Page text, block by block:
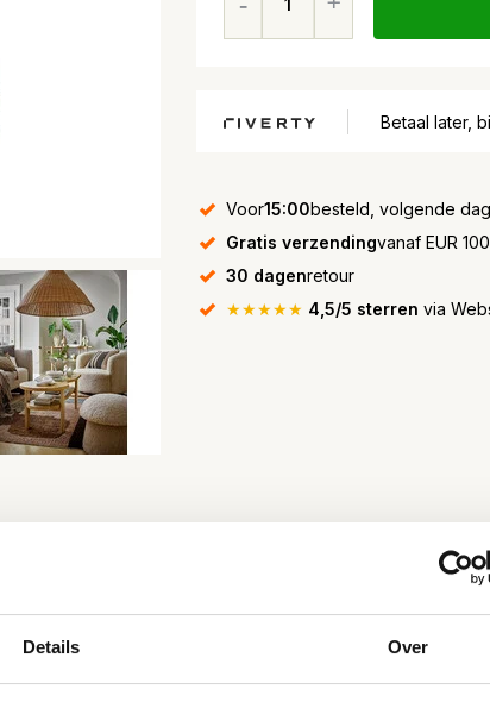
Details Over
Betaal later,
Voor15:00besteld, volgende
Gratis verzendingvanaf EUR
30 dagenretour
★★★★★ 4,5/5 sterren via
speels en